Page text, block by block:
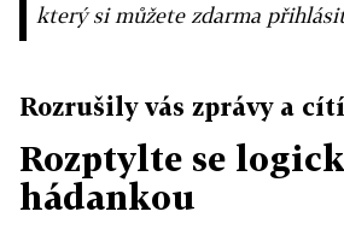
který si můžete zdarma
Rozrušily vás zprávy a
Rozptylte se
hádankou